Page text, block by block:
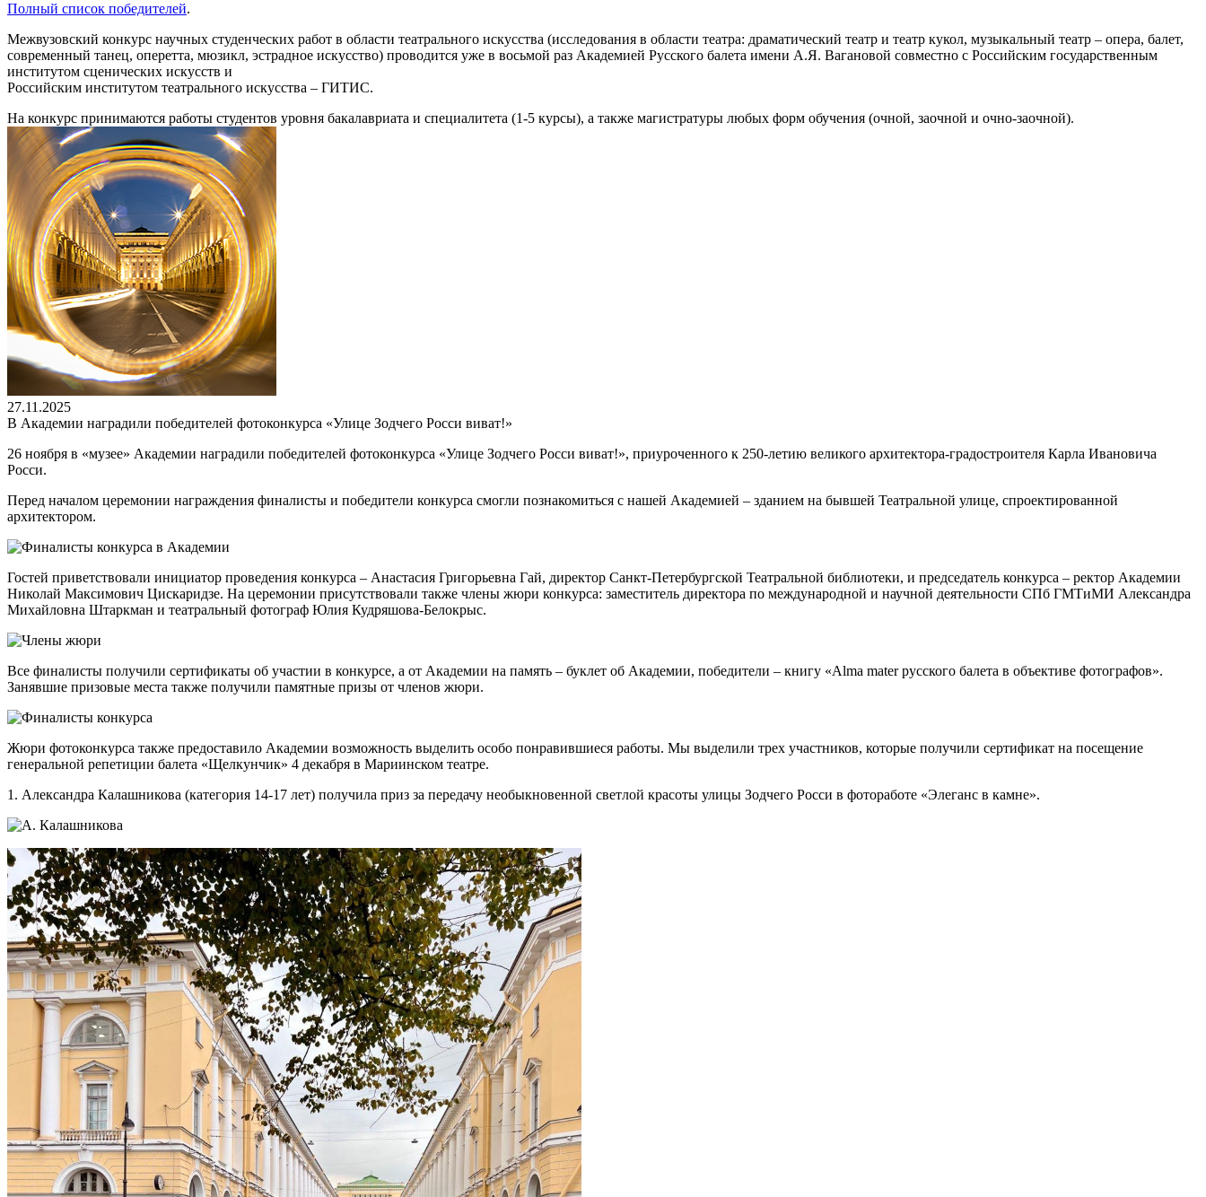
Полный список победителей.
Межвузовский конкурс научных студенческих работ в области театрального искусства (исследования в области театра: драматический театр и театр кукол, музыкальный театр – опера, балет,
современный танец, оперетта, мюзикл, эстрадное искусство) проводится уже в восьмой раз Академией Русского балета имени А.Я. Вагановой совместно с Российским государственным
институтом сценических искусств и
Российским институтом театрального искусства – ГИТИС.
На конкурс принимаются работы студентов уровня бакалавриата и специалитета (1-5 курсы), а также магистратуры любых форм обучения (очной, заочной и очно-заочной).
27.11.2025
В Академии наградили победителей фотоконкурса «Улице Зодчего Росси виват!»
26 ноября в «музее» Академии наградили победителей фотоконкурса «Улице Зодчего Росси виват!», приуроченного к 250-летию великого архитектора-градостроителя Карла Ивановича
Росси.
Перед началом церемонии награждения финалисты и победители конкурса смогли познакомиться с нашей Академией – зданием на бывшей Театральной улице, спроектированной
архитектором.
Гостей приветствовали инициатор проведения конкурса – Анастасия Григорьевна Гай, директор Санкт-Петербургской Театральной библиотеки, и председатель конкурса – ректор Академии
Николай Максимович Цискаридзе. На церемонии присутствовали также члены жюри конкурса: заместитель директора по международной и научной деятельности СПб ГМТиМИ Александра
Михайловна Штаркман и театральный фотограф Юлия Кудряшова-Белокрыс.
Все финалисты получили сертификаты об участии в конкурсе, а от Академии на память – буклет об Академии, победители – книгу «Alma mater русского балета в объективе фотографов».
Занявшие призовые места также получили памятные призы от членов жюри.
Жюри фотоконкурса также предоставило Академии возможность выделить особо понравившиеся работы. Мы выделили трех участников, которые получили сертификат на посещение
генеральной репетиции балета «Щелкунчик» 4 декабря в Мариинском театре.
1. Александра Калашникова (категория 14-17 лет) получила приз за передачу необыкновенной светлой красоты улицы Зодчего Росси в фотоработе «Элеганс в камне».